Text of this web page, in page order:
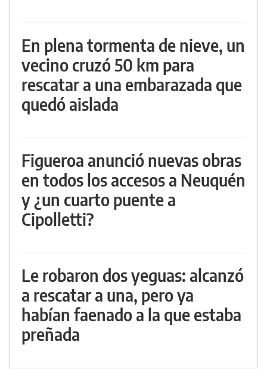
En plena tormenta de nieve, un
vecino cruzó 50 km para
rescatar a una embarazada que
quedó aislada
Figueroa anunció nuevas obras
en todos los accesos a Neuquén
y ¿un cuarto puente a
Cipolletti?
Le robaron dos yeguas: alcanzó
a rescatar a una, pero ya
habían faenado a la que estaba
preñada